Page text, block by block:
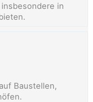
in
Baustellen,